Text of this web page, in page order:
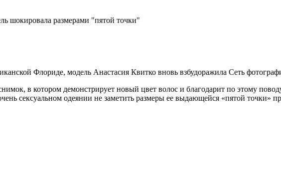
шокировала размерами "пятой точки"
Флориде, модель Анастасия Квитко вновь взбудоражила Сеть
в котором демонстрирует новый цвет волос и благодарит по этому
сексуальном одеянии не заметить размеры ее выдающейся «пятой точки»